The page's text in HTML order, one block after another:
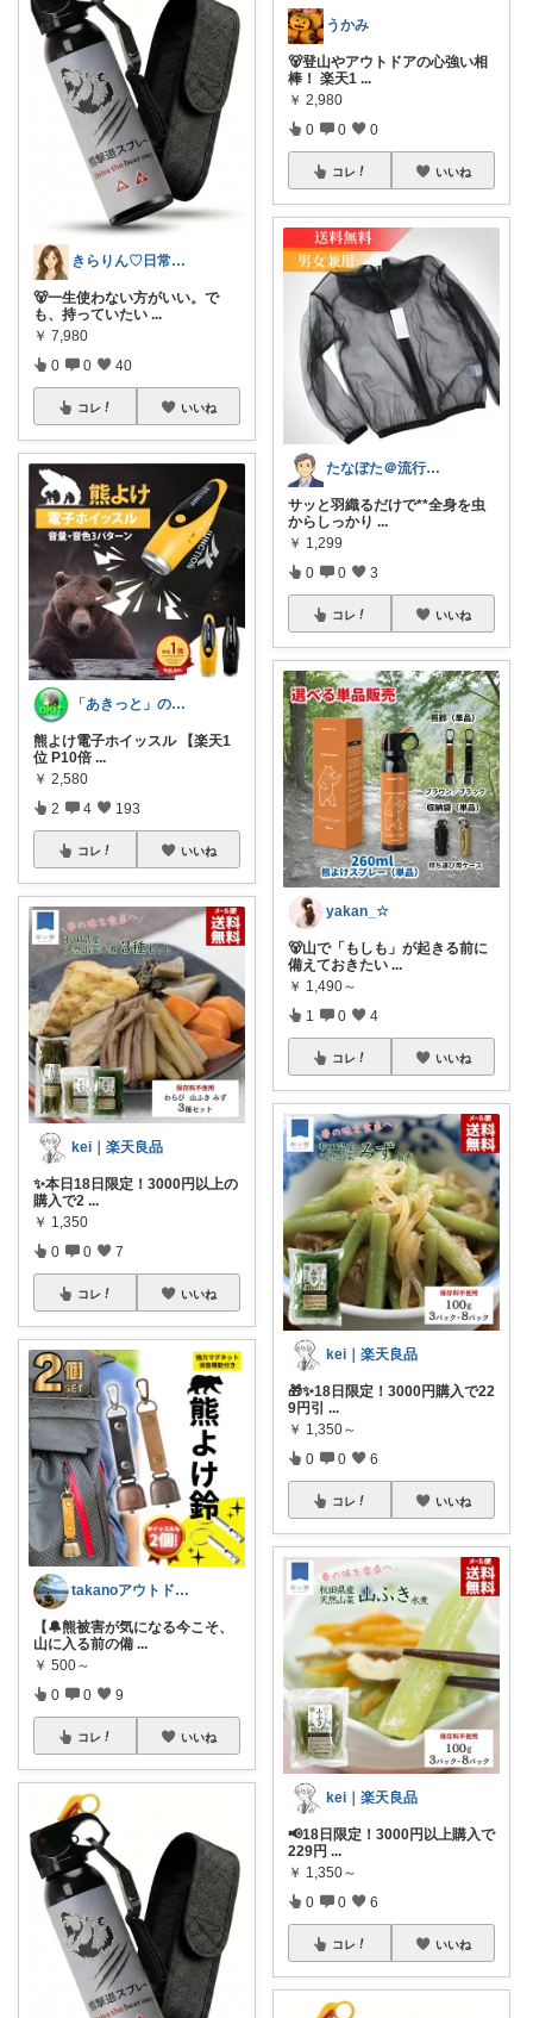
きらりん♡日常に馴染むものを集めて😊
🐻一生使わない方がいい。で
も、持っていたい ...
￥ 7,980
0 0 40
コレ いいね
「あきっと」の癒やし部屋！
熊よけ電子ホイッスル 【楽天1
位 P10倍 ...
￥ 2,580
2 4 193
コレ いいね
kei｜楽天良品
✨本日18日限定！3000円以上の
購入で2 ...
￥ 1,350
0 0 7
コレ いいね
takanoアウトドア好き
【🔔熊被害が気になる今こそ、
山に入る前の備 ...
￥ 500～
0 0 9
コレ いいね
うかみ
🐻登山やアウトドアの心強い相
棒！ 楽天1 ...
￥ 2,980
0 0 0
コレ いいね
たなぼた＠流行りモノ好きオヤジ
サッと羽織るだけで**全身を虫
からしっかり ...
￥ 1,299
0 0 3
コレ いいね
yakan_☆
🐻山で「もしも」が起きる前に
備えておきたい ...
￥ 1,490～
1 0 4
コレ いいね
kei｜楽天良品
🎁✨18日限定！3000円購入で22
9円引 ...
￥ 1,350～
0 0 6
コレ いいね
kei｜楽天良品
📢18日限定！3000円以上購入で
229円 ...
￥ 1,350～
0 0 6
コレ いいね